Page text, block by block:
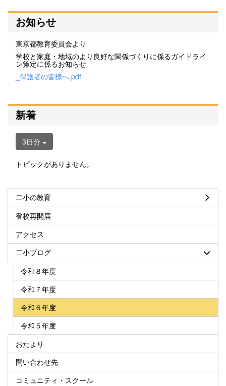
お知らせ
東京都教育委員会より
学校と家庭・地域のより良好な関係づくりに係るガイドライ
ン策定に係るお知らせ
_保護者の皆様へ.pdf
新着
3日分
トピックがありません。
二小の教育
登校再開届
アクセス
二小ブログ
令和８年度
令和７年度
令和６年度
令和５年度
おたより
問い合わせ先
コミュニティ・スクール